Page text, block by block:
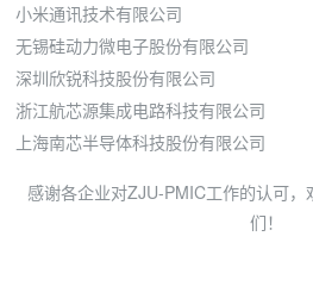
小米通讯技术有限公司
无锡硅动力微电子股份有限公司
深圳欣锐科技股份有限公司
浙江航芯源集成电路科技有限公司
上海南芯半导体科技股份有限公司
感谢各企业对ZJU-PMIC工作的认可
们！